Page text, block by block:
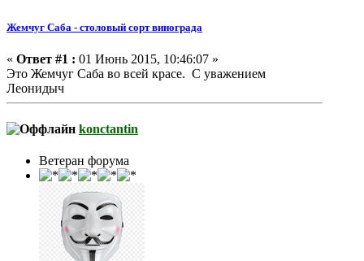
Жемчуг Саба - столовый сорт винограда
« Ответ #1 : 01 Июнь 2015, 10:46:07 »
Это Жемчуг Саба во всей красе. С уважением
Леонидыч
konctantin
Ветеран форума